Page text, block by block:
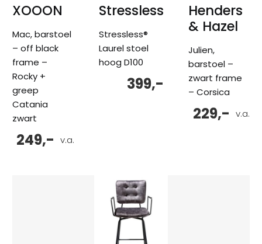
XOOON
Mac, barstoel
– off black
frame –
Rocky +
greep
Catania
zwart
v.a.
249,-
Stressless
Stressless®
Laurel stoel
hoog D100
399,-
Henders
& Hazel
Julien,
barstoel –
zwart frame
– Corsica
v.a.
229,-